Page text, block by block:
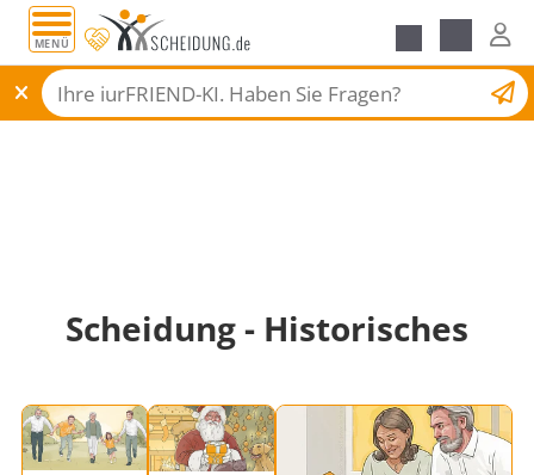
MENÜ
Scheidungsantrag
Scheidung - Historisches